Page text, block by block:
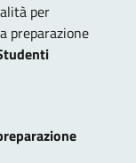
per
preparazione